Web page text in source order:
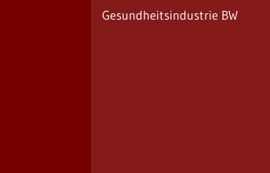
Gesundheitsindustrie BW